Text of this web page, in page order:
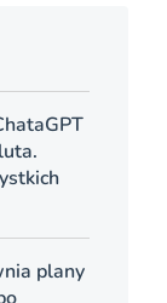
plany